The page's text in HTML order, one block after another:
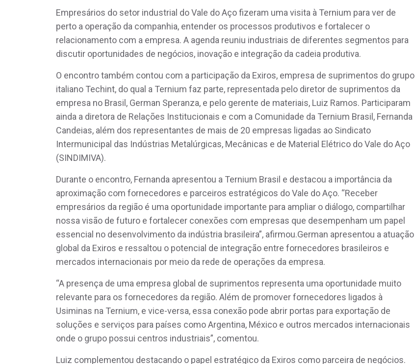
Empresários do setor industrial do Vale do Aço fizeram uma visita à Ternium para ver de
perto a operação da companhia, entender os processos produtivos e fortalecer o
relacionamento com a empresa. A agenda reuniu industriais de diferentes segmentos para
discutir oportunidades de negócios, inovação e integração da cadeia produtiva.
O encontro também contou com a participação da Exiros, empresa de suprimentos do grupo
italiano Techint, do qual a Ternium faz parte, representada pelo diretor de suprimentos da
empresa no Brasil, German Speranza, e pelo gerente de materiais, Luiz Ramos. Participaram
ainda a diretora de Relações Institucionais e com a Comunidade da Ternium Brasil, Fernanda
Candeias, além dos representantes de mais de 20 empresas ligadas ao Sindicato
Intermunicipal das Indústrias Metalúrgicas, Mecânicas e de Material Elétrico do Vale do Aço
(SINDIMIVA).
Durante o encontro, Fernanda apresentou a Ternium Brasil e destacou a importância da
aproximação com fornecedores e parceiros estratégicos do Vale do Aço. “Receber
empresários da região é uma oportunidade importante para ampliar o diálogo, compartilhar
nossa visão de futuro e fortalecer conexões com empresas que desempenham um papel
essencial no desenvolvimento da indústria brasileira”, afirmou.German apresentou a atuação
global da Exiros e ressaltou o potencial de integração entre fornecedores brasileiros e
mercados internacionais por meio da rede de operações da empresa.
“A presença de uma empresa global de suprimentos representa uma oportunidade muito
relevante para os fornecedores da região. Além de promover fornecedores ligados à
Usiminas na Ternium, e vice-versa, essa conexão pode abrir portas para exportação de
soluções e serviços para países como Argentina, México e outros mercados internacionais
onde o grupo possui centros industriais”, comentou.
Luiz complementou destacando o papel estratégico da Exiros como parceira de negócios.